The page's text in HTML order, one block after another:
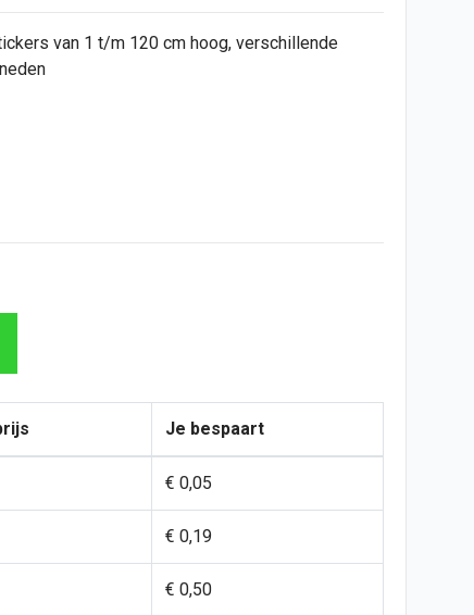
van 1 t/m 120 cm hoog, verschillende
Je bespaart
€ 0,05
€ 0,19
€ 0,50